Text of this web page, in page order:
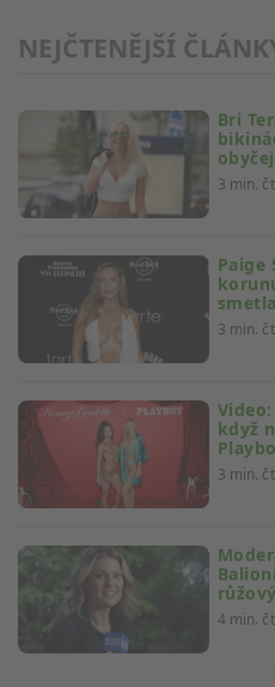
NEJČTENĚJŠÍ
Bri
3 min.
Paige
3 min.
když
3 min.
4 min.
Měření výkonu obsahu
Porozumění publiku
statistik nebo kombinací
zdrojů
Rozvoj a zlepšování služeb
Použití omezených údajů k
Speciální funkce IAB:
Používání přesných údajů o
poloze
Identifikace zařízení na
vyžádaných informací
Účely zpracování, které nesouvisejí
Nezbytné
Výkon
Funkční
Reklamní